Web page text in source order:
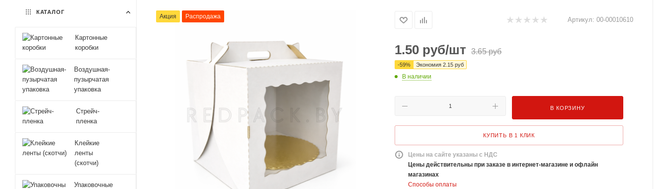
Акция Распродажа Артикул: 00-00010610
1.50 руб/шт 3.65руб
-59% Экономия 2.15 руб
В наличии
В КОРЗИНУ
КУПИТЬ В 1 КЛИК
Цены на сайте указаны с НДС
Цены действительны при заказе в интернет-магазине и офлайн
магазинах
Способы оплаты
КАТАЛОГ
Картонные
коробки
Воздушная-
пузырчатая
упаковка
Стрейч-
пленка
Клейкие
ленты
(скотчи)
Упаковочные